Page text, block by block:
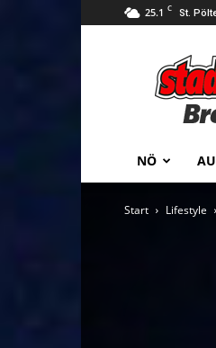
25.1 C St.
NÖ
Start Lifestyle